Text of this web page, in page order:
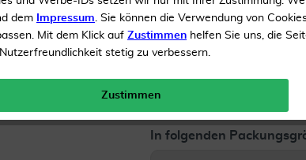
Inhalt100 Teststreifen
In folgenden
dem Impressum. Sie können die Verwendung von
Mit dem Klick auf Zustimmen helfen Sie uns, die
stetig zu verbessern.
Zustimmen